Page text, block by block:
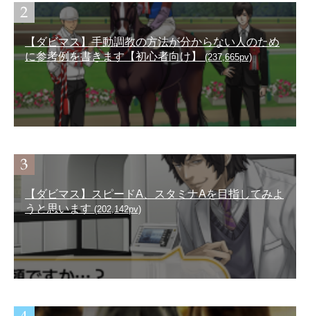
【ダビマス】手動調教の方法が分からない人のため
に参考例を書きます【初心者向け】
(237,665pv)
【ダビマス】スピードA、スタミナAを目指してみよ
うと思います (202,142pv)